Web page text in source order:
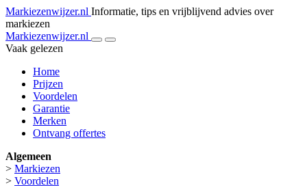
Markiezenwijzer.nl Informatie, tips en vrijblijvend advies over
markiezen
Markiezenwijzer.nl
Vaak gelezen
Home
Prijzen
Voordelen
Garantie
Merken
Ontvang offertes
Algemeen
> Markiezen
> Voordelen